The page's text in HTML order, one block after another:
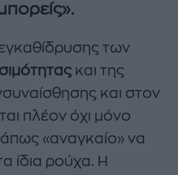
των
και της
και στον
πλέον όχι μόνο
«αναγκαίο» να
ίδια ρούχα. Η